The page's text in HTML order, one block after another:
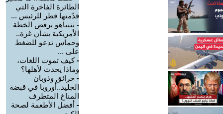
الطائرة الفاخرة التي
قدّمتها قطر للرئيس ...
- نتنياهو يرفض الخطة
الأمريكية بشأن غزة..
وحماس تدعو للضغط
على ...
-كيف تموت اللغات،
وماذا يحدث لأهلها؟
- حرائق وذوبان
الجليد..أوروبا في قبضة
المناخ المتطرف
- أفضل الأطعمة لصحة